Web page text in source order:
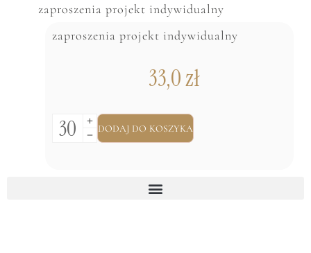
zaproszenia projekt indywidualny
zaproszenia projekt indywidualny
33,0zł
DODAJ DO KOSZYKA